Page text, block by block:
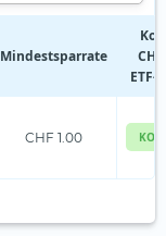
Mindestsparrate
ETF-
CHF 1.00